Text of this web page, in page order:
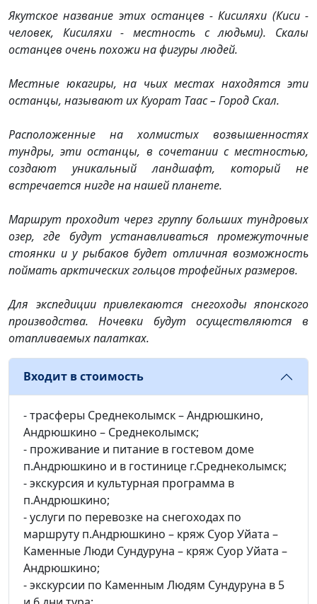
Якутское название этих останцев - Кисиляхи (Киси -
человек, Кисиляхи - местность с людьми). Скалы
останцев очень похожи на фигуры людей.
Местные юкагиры, на чьих местах находятся эти
останцы, называют их Куорат Таас – Город Скал.
Расположенные на холмистых возвышенностях
тундры, эти останцы, в сочетании с местностью,
создают уникальный ландшафт, который не
встречается нигде на нашей планете.
Маршрут проходит через группу больших тундровых
озер, где будут устанавливаться промежуточные
стоянки и у рыбаков будет отличная возможность
поймать арктических гольцов трофейных размеров.
Для экспедиции привлекаются снегоходы японского
производства. Ночевки будут осуществляются в
отапливаемых палатках.
Входит в стоимость
- трасферы Среднеколымск – Андрюшкино,
Андрюшкино – Среднеколымск;
- проживание и питание в гостевом доме
п.Андрюшкино и в гостинице г.Среднеколымск;
- экскурсия и культурная программа в
п.Андрюшкино;
- услуги по перевозке на снегоходах по
маршруту п.Андрюшкино – кряж Суор Уйата –
Каменные Люди Сундуруна – кряж Суор Уйата –
Андрюшкино;
- экскурсии по Каменным Людям Сундуруна в 5